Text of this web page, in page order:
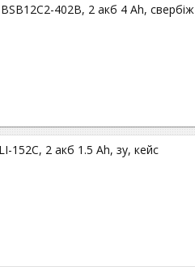
402B, 2 акб 4 Ah, свербіж
152C, 2 акб 1.5 Ah, зу, кейс